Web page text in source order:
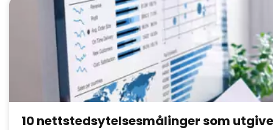
10 nettstedsytelsesmålinger som